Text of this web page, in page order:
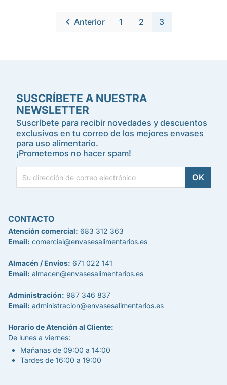
 Anterior 1 2 3
SUSCRÍBETE A NUESTRA
NEWSLETTER
Suscríbete para recibir novedades y descuentos
exclusivos en tu correo de los mejores envases
para uso alimentario.
¡Prometemos no hacer spam!
CONTACTO
Atención comercial: 683 312 363
Email: comercial@envasesalimentarios.es
Almacén / Envíos: 671 022 141
Email: almacen@envasesalimentarios.es
Administración: 987 346 837
Email: administracion@envasesalimentarios.es
Horario de Atención al Cliente:
De lunes a viernes:
Mañanas de 09:00 a 14:00
Tardes de 16:00 a 19:00